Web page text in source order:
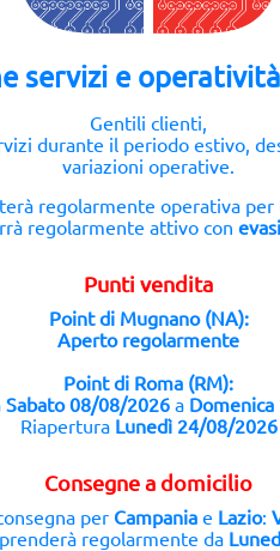
YCS
Blister Retail
servizi e
Gentili clienti,
durante il periodo estivo,
variazioni operative.
regolarmente operativa
regolarmente attivo con
Punti vendita
Point di Mugnano (NA):
Aperto regolarmente
Point di Roma (RM):
Sabato 08/08/2026a
Riapertura Lunedì 24/08/2026
Consegne a domicilio
per Campania e Lazio:
regolarmente da